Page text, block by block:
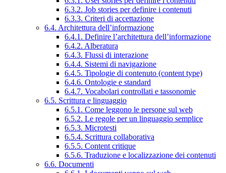
6.3.2. Job stories per definire i contenuti
6.3.3. Criteri di accettazione
6.4. Architettura dell’informazione
6.4.1. Definire l’architettura dell’informazione
6.4.2. Alberatura
6.4.3. Flussi di interazione
6.4.4. Sistemi di navigazione
6.4.5. Tipologie di contenuto (content type)
6.4.6. Ontologie e standard
6.4.7. Vocabolari controllati e tassonomie
6.5. Scrittura e linguaggio
6.5.1. Come leggono le persone sul web
6.5.2. Le regole per un linguaggio semplice
6.5.3. Microtesti
6.5.4. Scrittura collaborativa
6.5.5. Content critique
6.5.6. Traduzione e localizzazione dei contenuti
6.6. Documenti